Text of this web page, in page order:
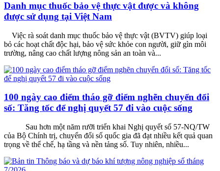
Danh mục thuốc bảo vệ thực vật được và không
được sử dụng tại Việt Nam
Việc rà soát danh mục thuốc bảo vệ thực vật (BVTV) giúp loại
bỏ các hoạt chất độc hại, bảo vệ sức khỏe con người, giữ gìn môi
trường, nâng cao chất lượng nông sản an toàn và...
100 ngày cao điểm tháo gỡ điểm nghẽn chuyển đổi
số: Tăng tốc để nghị quyết 57 đi vào cuộc sống
Sau hơn một năm rưỡi triển khai Nghị quyết số 57-NQ/TW
của Bộ Chính trị, chuyển đổi số quốc gia đã đạt nhiều kết quả quan
trọng về thể chế, hạ tầng và nền tảng số. Tuy nhiên, nhiều...